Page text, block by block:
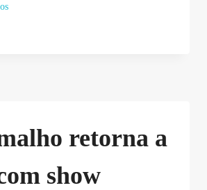
retorna a
show